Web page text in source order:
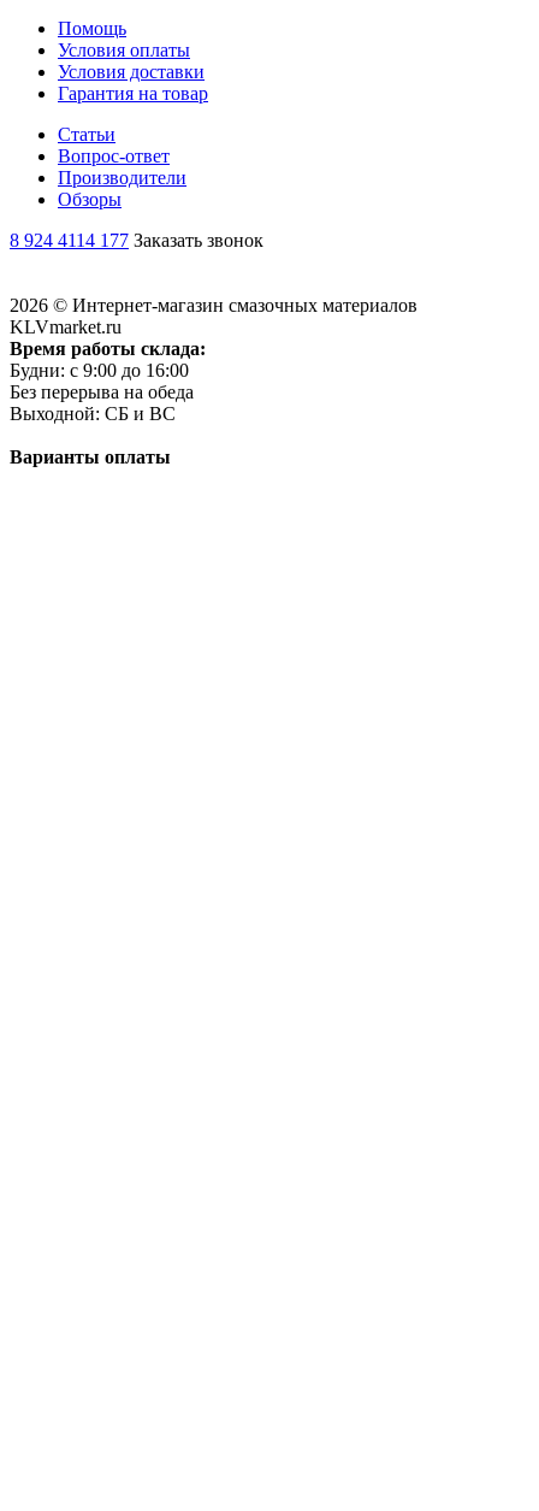
Помощь
Условия оплаты
Условия доставки
Гарантия на товар
Статьи
Вопрос-ответ
Производители
Обзоры
8 924 4114 177 Заказать звонок
2026 © Интернет-магазин смазочных материалов
KLVmarket.ru
Время работы склада:
Будни: c 9:00 до 16:00
Без перерыва на обеда
Выходной: СБ и ВС
Варианты оплаты